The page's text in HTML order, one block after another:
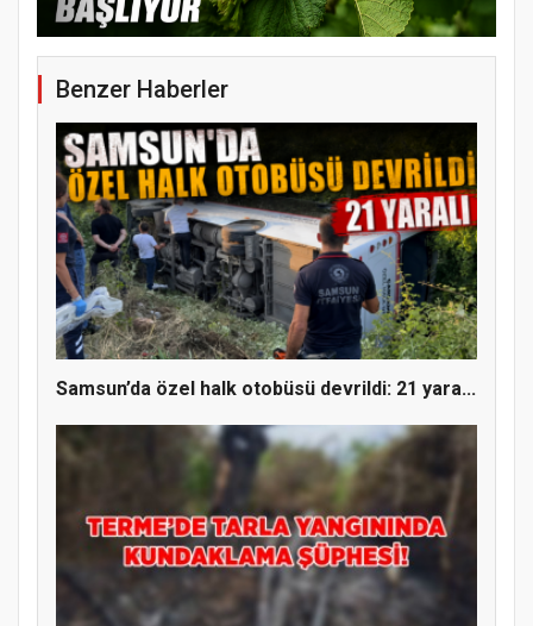
YENİ PARTİ TERME İLÇE BAŞKANLIĞINDA
ÜYE KATILIM PROGRAMI
Benzer Haberler
Samsun’da özel halk otobüsü devrildi: 21 yara...